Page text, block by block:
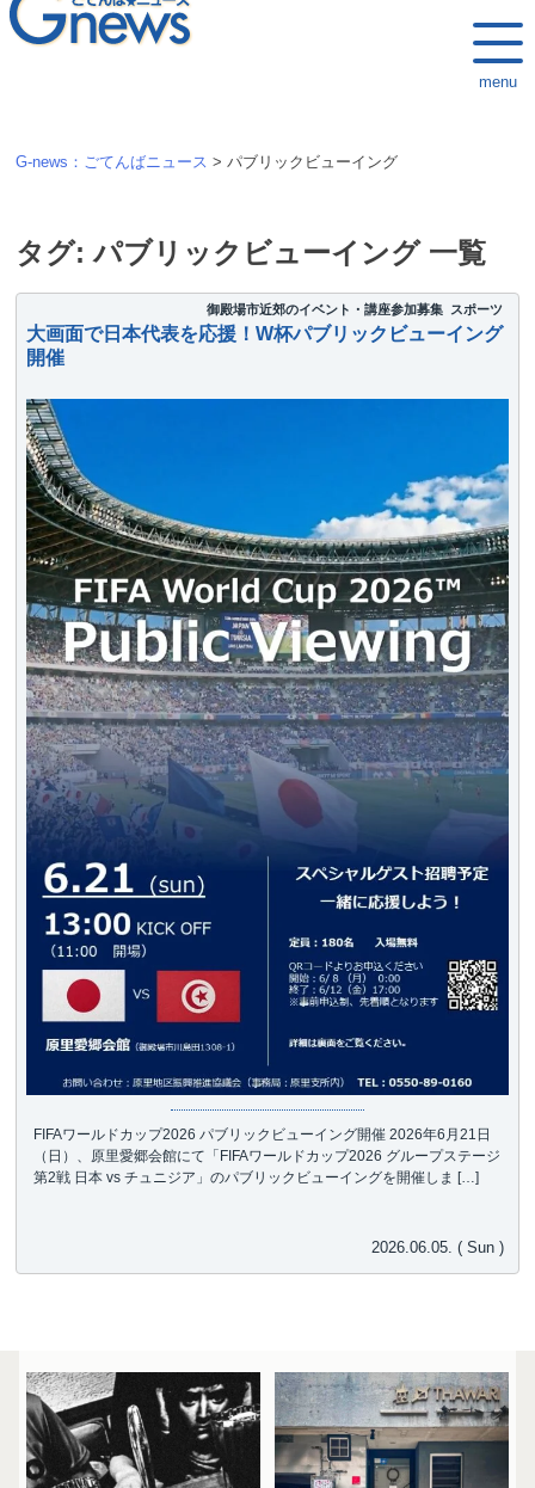
menu
G-news：ごてんばニュース > パブリックビューイング
タグ:パブリックビューイング一覧
御殿場市近郊のイベント・講座参加募集 スポーツ
大画面で日本代表を応援！W杯パブリックビューイング
開催
FIFAワールドカップ2026 パブリックビューイング開催 2026年6月21日
（日）、原里愛郷会館にて「FIFAワールドカップ2026 グループステージ
第2戦 日本 vs チュニジア」のパブリックビューイングを開催しま […]
2026.06.05. ( Sun )